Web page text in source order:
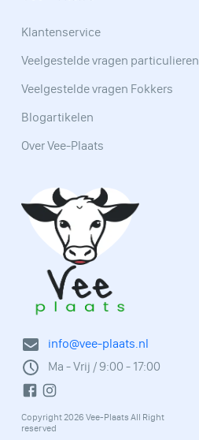
info@vee-plaats.nl
Ma - Vrij / 9:00 - 17:00
Copyright 2026 Vee-Plaats All Right
reserved
Klantenservice
Veelgestelde vragen particulieren
Veelgestelde vragen Fokkers
Blogartikelen
Over Vee-Plaats